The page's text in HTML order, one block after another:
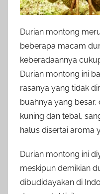
Durian montong
beberapa macam
keberadaannya
Durian montong ini
rasanya yang tidak
buahnya yang
kuning dan tebal,
halus disertai aroma
Durian montong ini
meskipun demikian
dibudidayakan di